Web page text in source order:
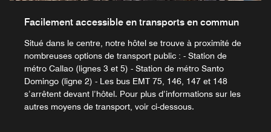
Facilement accessible en transports en commun
Situé dans le centre, notre hôtel se trouve à proximité de
nombreuses options de transport public : - Station de
métro Callao (lignes 3 et 5) - Station de métro Santo
Domingo (ligne 2) - Les bus EMT 75, 146, 147 et 148
s’arrêtent devant l’hôtel. Pour plus d’informations sur les
autres moyens de transport, voir ci-dessous.